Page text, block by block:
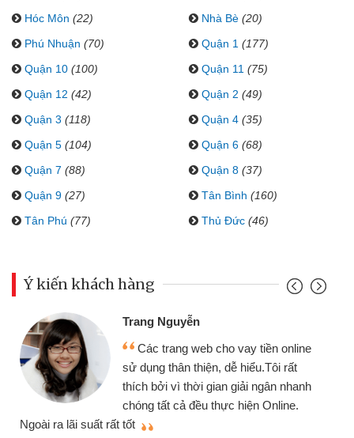
Hóc Môn (22) Nhà Bè (20)
Phú Nhuận (70) Quận 1 (177)
Quận 10 (100) Quận 11 (75)
Quận 12 (42) Quận 2 (49)
Quận 3 (118) Quận 4 (35)
Quận 5 (104) Quận 6 (68)
Quận 7 (88) Quận 8 (37)
Quận 9 (27) Tân Bình (160)
Tân Phú (77) Thủ Đức (46)
Ý kiến khách hàng
Trang Nguyễn
Các trang web cho vay tiền online
sử dụng thân thiện, dễ hiểu.Tôi rất
thích bởi vì thời gian giải ngân nhanh
chóng tất cả đều thực hiện Online.
Ngoài ra lãi suất rất tốt